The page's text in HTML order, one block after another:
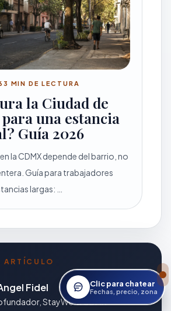
3 MIN DE LECTURA
la Ciudad de
una estancia
Guía 2026
la CDMX depende del barrio, no
Guía para trabajadores
largas: …
ARTÍCULO
Fidel
StayWork CDMX
Clic para chatear
Fechas, precio, zona
Abrir asistente